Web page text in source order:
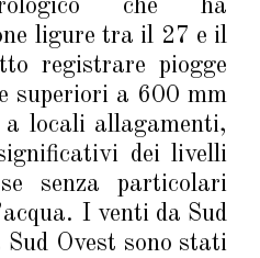
che ha
ligure tra il 27 e il
registrare piogge
superiori a 600 mm
locali allagamenti,
dei livelli
senza particolari
I venti da Sud
Ovest sono stati